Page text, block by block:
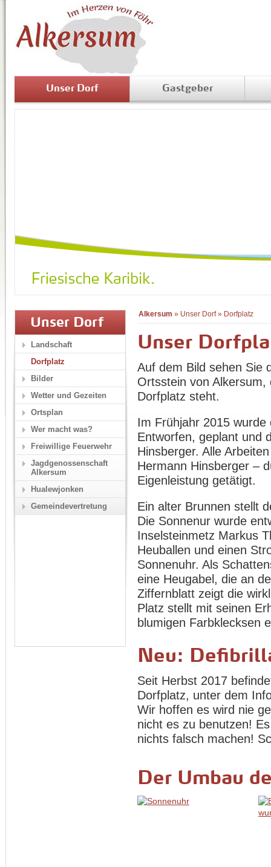
Unser Dorf Gastgeber
Alkersum » Unser Dorf» Dorfplatz
Unser
Auf dem Bild sehen Sie
Ortsstein von Alkersum,
Dorfplatz steht.
Im Frühjahr 2015
Entworfen, geplant und
Hinsberger. Alle
Hermann Hinsberger –
Eigenleistung getätigt.
Ein alter Brunnen stellt
Die Sonnenur wurde
Inselsteinmetz Markus
Heuballen und einen
Sonnenuhr. Als
eine Heugabel, die an
Ziffernblatt zeigt die
Platz stellt mit seinen
blumigen Farbklecksen
Neu:
Seit Herbst 2017
Dorfplatz, unter dem
Wir hoffen es wird nie
nicht es zu benutzen!
nichts falsch machen!
Der Umbau
Unser Dorf
Landschaft
Dorfplatz
Bilder
Wetter und Gezeiten
Ortsplan
Wer macht was?
Freiwillige Feuerwehr
Jagdgenossenschaft
Alkersum
Hualewjonken
Gemeindevertretung